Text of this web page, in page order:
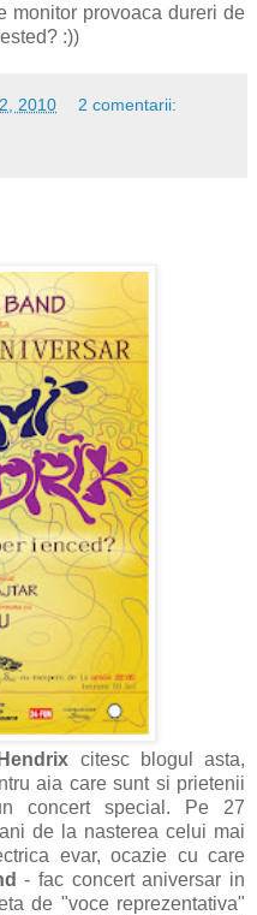
monitor provoaca dureri de
:))
2010 2 comentarii:
citesc blogul asta,
aia care sunt si prietenii
concert special. Pe 27
de la nasterea celui mai
evar, ocazie cu care
- fac concert aniversar in
de "voce reprezentativa"